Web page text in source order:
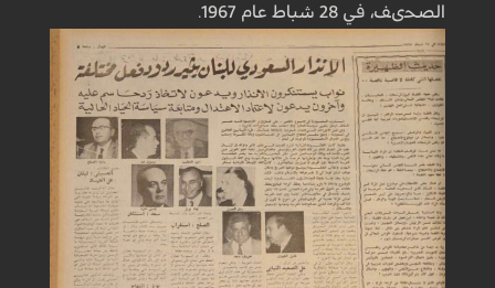
الصحىف، في 28 شباط عام 1967.